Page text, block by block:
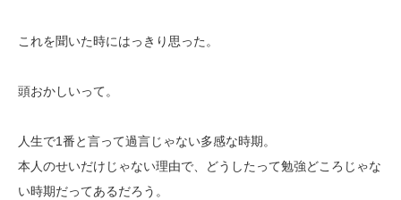
これを聞いた時にはっきり思った。
頭おかしいって。
人生で1番と言って過言じゃない多感な時期。
本人のせいだけじゃない理由で、どうしたって勉強どころじゃな
い時期だってあるだろう。